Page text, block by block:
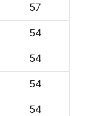
57
54
54
54
54